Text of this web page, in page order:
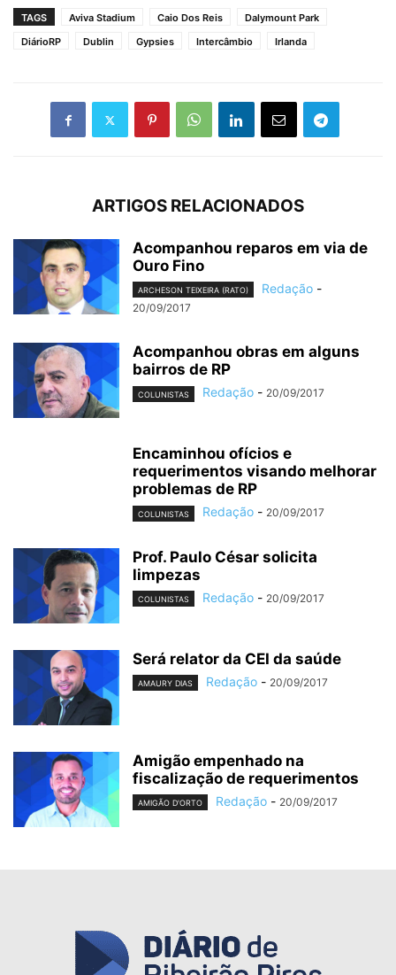
TAGS Aviva Stadium Caio Dos Reis
Dalymount Park
DiárioRP
Dublin Gypsies Intercâmbio Irlanda
ARTIGOS RELACIONADOS
Acompanhou reparos em via de
Ouro Fino
ARCHESON TEIXEIRA (RATO) Redação -
20/09/2017
Acompanhou obras em alguns
bairros de RP
COLUNISTAS Redação - 20/09/2017
Encaminhou ofícios e
requerimentos visando melhorar
problemas de RP
COLUNISTAS Redação - 20/09/2017
Prof. Paulo César solicita
limpezas
COLUNISTAS Redação - 20/09/2017
Será relator da CEI da saúde
AMAURY DIAS Redação - 20/09/2017
Amigão empenhado na
fiscalização de requerimentos
AMIGÃO D'ORTO Redação - 20/09/2017